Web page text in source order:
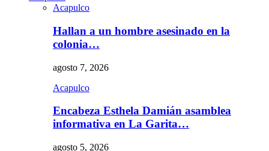
Acapulco
Hallan a un hombre asesinado en la
colonia…
agosto 7, 2026
Acapulco
Encabeza Esthela Damián asamblea
informativa en La Garita…
agosto 5, 2026